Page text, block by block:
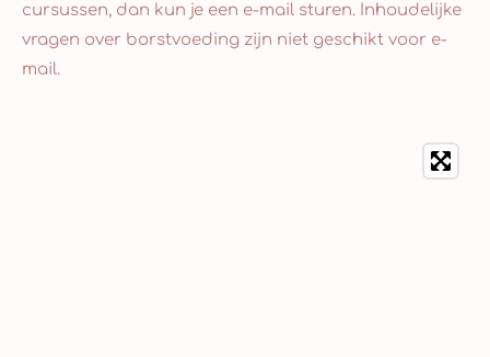
cursussen, dan kun je een e-mail sturen. Inhoudelijke
vragen over borstvoeding zijn niet geschikt voor e-
mail.